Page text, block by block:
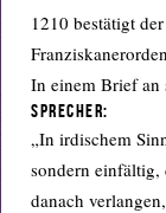
1210 bestätigt
In einem Brief an
Sprecher:
„In irdischem
sondern
danach